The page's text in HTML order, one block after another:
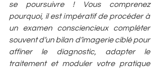
se poursuivre ! Vous comprenez
pourquoi, il est impératif de procéder à
un examen consciencieux compléter
souvent d’un bilan d’imagerie ciblé pour
affiner le diagnostic, adapter le
traitement et moduler votre pratique